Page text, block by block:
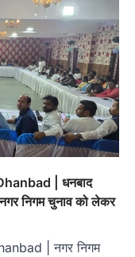
| धनबाद
निगम चुनाव को लेकर
| नगर निगम